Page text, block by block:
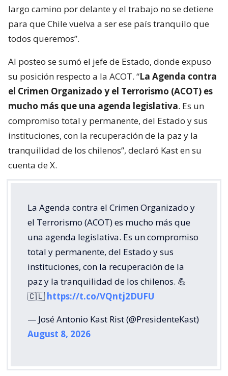
largo camino por delante y el trabajo no se detiene
para que Chile vuelva a ser ese país tranquilo que
todos queremos”.
Al posteo se sumó el jefe de Estado, donde expuso
su posición respecto a la ACOT. “La Agenda contra
el Crimen Organizado y el Terrorismo (ACOT) es
mucho más que una agenda legislativa. Es un
compromiso total y permanente, del Estado y sus
instituciones, con la recuperación de la paz y la
tranquilidad de los chilenos”, declaró Kast en su
cuenta de X.
La Agenda contra el Crimen Organizado y
el Terrorismo (ACOT) es mucho más que
una agenda legislativa. Es un compromiso
total y permanente, del Estado y sus
instituciones, con la recuperación de la
paz y la tranquilidad de los chilenos. 💪
🇨🇱 https://t.co/VQntj2DUFU
— José Antonio Kast Rist (@PresidenteKast)
August 8, 2026